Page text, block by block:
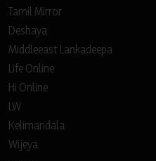
Tamil Mirror
Deshaya
Middleeast Lankadeepa
Life Online
Hi Online
LW
Kelimandala
Wijeya